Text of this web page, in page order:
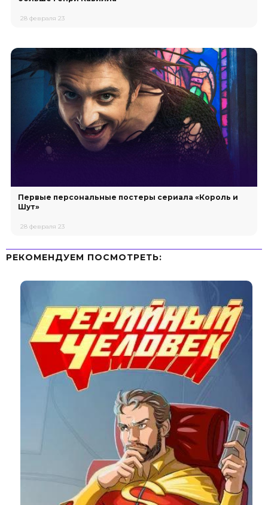
28 февраля 23
Первые персональные постеры сериала «Король и
Шут»
28 февраля 23
РЕКОМЕНДУЕМ ПОСМОТРЕТЬ: